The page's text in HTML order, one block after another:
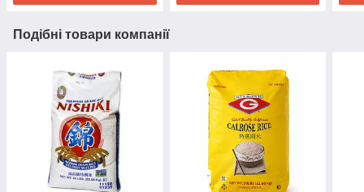
Подібні товари компанії